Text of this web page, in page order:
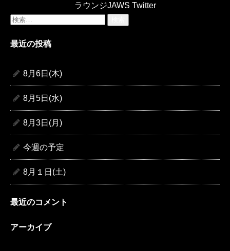
ラウンジJAWS Twitter
検
最近の投稿
8月6日(木)
8月5日(水)
8月3日(月)
今週の予定
8月１日(土)
最近のコメント
アーカイブ